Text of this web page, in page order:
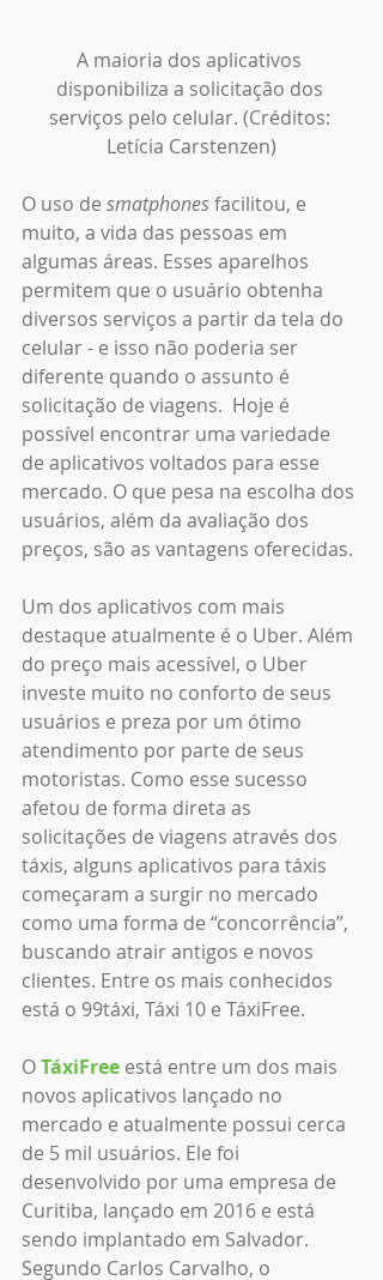
A maioria dos aplicativos
disponibiliza a solicitação dos
serviços pelo celular. (Créditos:
Letícia Carstenzen)
O uso de smatphones facilitou, e
muito, a vida das pessoas em
algumas áreas. Esses aparelhos
permitem que o usuário obtenha
diversos serviços a partir da tela do
celular - e isso não poderia ser
diferente quando o assunto é
solicitação de viagens.  Hoje é
possível encontrar uma variedade
de aplicativos voltados para esse
mercado. O que pesa na escolha dos
usuários, além da avaliação dos
preços, são as vantagens oferecidas.
Um dos aplicativos com mais
destaque atualmente é o Uber. Além
do preço mais acessível, o Uber
investe muito no conforto de seus
usuários e preza por um ótimo
atendimento por parte de seus
motoristas. Como esse sucesso
afetou de forma direta as
solicitações de viagens através dos
táxis, alguns aplicativos para táxis
começaram a surgir no mercado
como uma forma de “concorrência”,
buscando atrair antigos e novos
clientes. Entre os mais conhecidos
está o 99táxi, Táxi 10 e TáxiFree.
O TáxiFree está entre um dos mais
novos aplicativos lançado no
mercado e atualmente possui cerca
de 5 mil usuários. Ele foi
desenvolvido por uma empresa de
Curitiba, lançado em 2016 e está
sendo implantado em Salvador.
Segundo Carlos Carvalho, o